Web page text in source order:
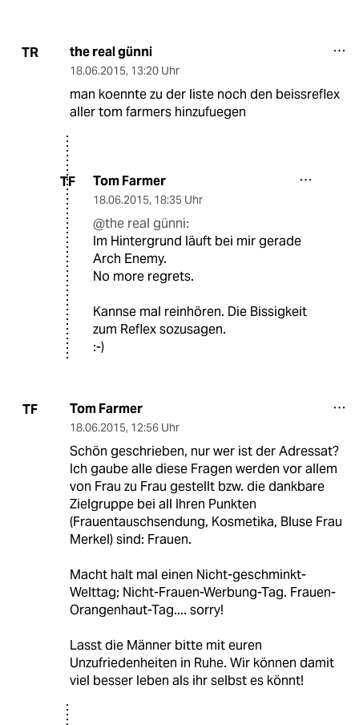
TR the real günni
18.06.2015, 13:20 Uhr
man koennte zu der liste noch den beissreflex
aller tom farmers hinzufuegen
TF Tom Farmer
18.06.2015, 18:35 Uhr
@the real günni:
Im Hintergrund läuft bei mir gerade
Arch Enemy.
No more regrets.
Kannse mal reinhören. Die Bissigkeit
zum Reflex sozusagen.
:-)
TF Tom Farmer
18.06.2015, 12:56 Uhr
Schön geschrieben, nur wer ist der Adressat?
Ich gaube alle diese Fragen werden vor allem
von Frau zu Frau gestellt bzw. die dankbare
Zielgruppe bei all Ihren Punkten
(Frauentauschsendung, Kosmetika, Bluse Frau
Merkel) sind: Frauen.
Macht halt mal einen Nicht-geschminkt-
Welttag; Nicht-Frauen-Werbung-Tag. Frauen-
Orangenhaut-Tag.... sorry!
Lasst die Männer bitte mit euren
Unzufriedenheiten in Ruhe. Wir können damit
viel besser leben als ihr selbst es könnt!